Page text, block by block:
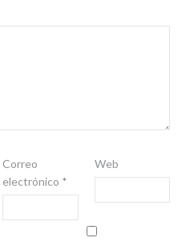
Correo
electrónico *
Web